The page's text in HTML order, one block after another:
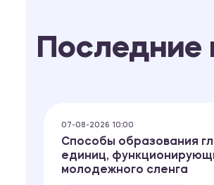
Последние
07-08-2026 10:00
Способы образования
единиц,
молодежного сленга